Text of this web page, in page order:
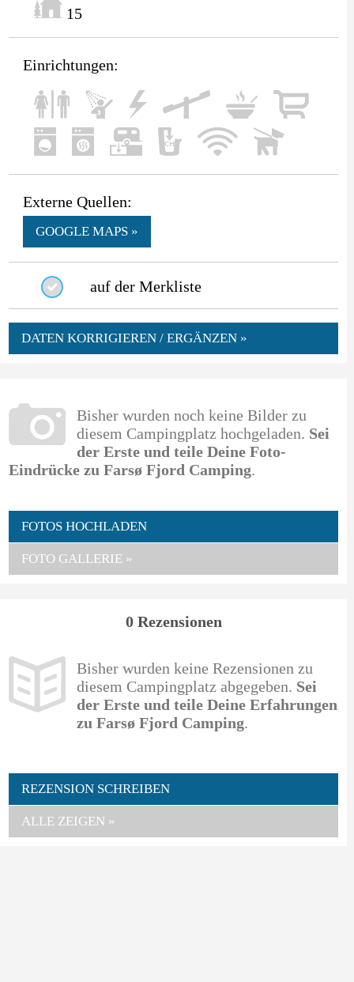
15
Einrichtungen:
Externe Quellen:
GOOGLE MAPS »
auf der Merkliste
DATEN KORRIGIEREN / ERGÄNZEN »
Bisher wurden noch keine Bilder zu
diesem Campingplatz hochgeladen. Sei
der Erste und teile Deine Foto-
Eindrücke zu Farsø Fjord Camping.
FOTOS HOCHLADEN
FOTO GALLERIE »
0 Rezensionen
Bisher wurden keine Rezensionen zu
diesem Campingplatz abgegeben. Sei
der Erste und teile Deine Erfahrungen
zu Farsø Fjord Camping.
REZENSION SCHREIBEN
ALLE ZEIGEN »